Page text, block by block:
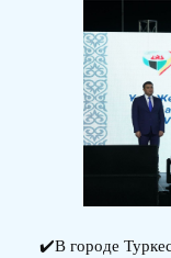
✔️В городе